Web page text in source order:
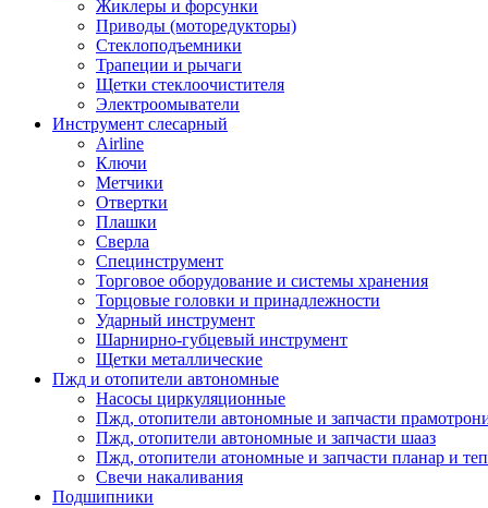
Жиклеры и форсунки
Приводы (моторедукторы)
Стеклоподъемники
Трапеции и рычаги
Щетки стеклоочистителя
Электроомыватели
Инструмент слесарный
Airline
Ключи
Метчики
Отвертки
Плашки
Сверла
Специнструмент
Торговое оборудование и системы хранения
Торцовые головки и принадлежности
Ударный инструмент
Шарнирно-губцевый инструмент
Щетки металлические
Пжд и отопители автономные
Насосы циркуляционные
Пжд, отопители автономные и запчасти
Пжд, отопители автономные и запчасти шааз
Пжд, отопители атономные и запчасти планар и
Свечи накаливания
Подшипники